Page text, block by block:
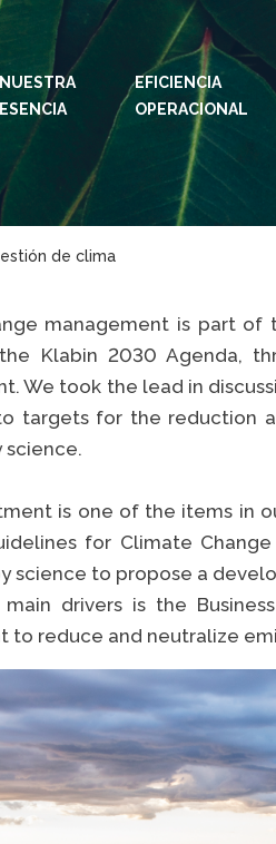
NUESTRA
ESENCIA
EFICIENCIA
OPERACIONAL
de clima
management is part of
Klabin 2030 Agenda,
We took the lead in
targets for the reduction
is one of the items in
for Climate
science to propose a
drivers is the
to reduce and neutralize